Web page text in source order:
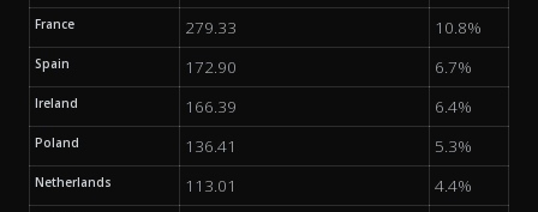
France 279.33 10.8%
Spain 172.90 6.7%
Ireland 166.39 6.4%
Poland 136.41 5.3%
Netherlands 113.01 4.4%